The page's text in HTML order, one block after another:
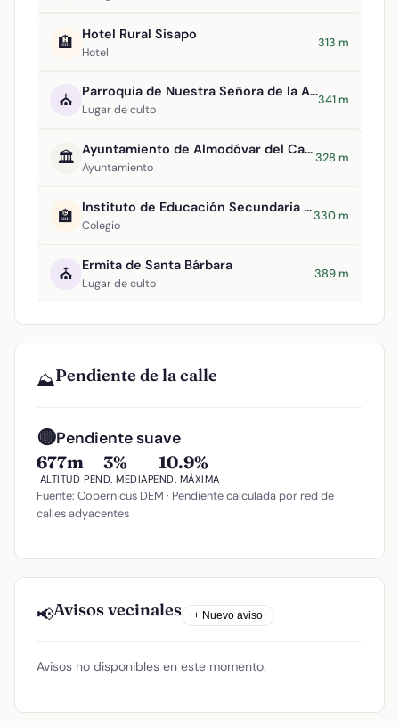
🏨 Hotel Rural Sisapo
Hotel
313 m
⛪ Parroquia de Nuestra Señora de la Asunción
Lugar de culto
341 m
🏛️ Ayuntamiento de Almodóvar del Campo
Ayuntamiento
328 m
🏫 Instituto de Educación Secundaria San Juan Bautista
Colegio
330 m
⛪ Ermita de Santa Bárbara
Lugar de culto
389 m
⛰️Pendiente de la calle
🟡Pendiente suave
677m
ALTITUD
3%
PEND. MEDIA
10.9%
PEND. MÁXIMA
Fuente: Copernicus DEM · Pendiente calculada por red de
calles adyacentes
📢Avisos vecinales + Nuevo aviso
Avisos no disponibles en este momento.